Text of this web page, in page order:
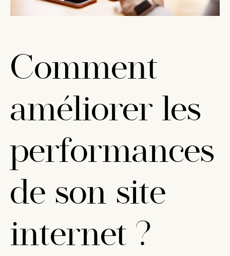
Comment
améliorer les
performances
de son site
internet ?